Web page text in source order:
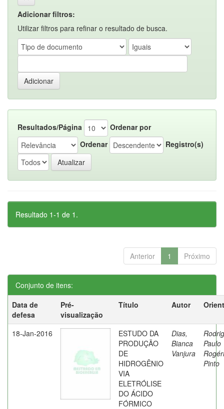
Adicionar filtros:
Utilizar filtros para refinar o resultado de busca.
Resultados/Página
Ordenar por
Ordenar
Registro(s)
Resultado 1-1 de 1.
Anterior 1 Próximo
Conjunto de itens:
Data de
defesa
Pré-
visualização
Título Autor
18-Jan-2016
ESTUDO DA
PRODUÇÃO
DE
HIDROGÊNIO
VIA
ELETRÓLISE
DO ÁCIDO
FÓRMICO
Dias,
Bianca
Vanjura
Paulo
Pinto